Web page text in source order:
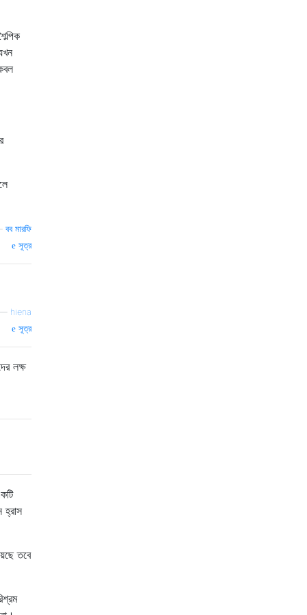
বব মারফি
সূত্র
hiena
সূত্র
লক্ষ
হ্রাস
তবে